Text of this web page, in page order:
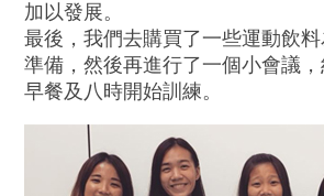
加以發展。
最後，我們去購買了一些運動飲
準備，然後再進行了一個小會議
早餐及八時開始訓練。